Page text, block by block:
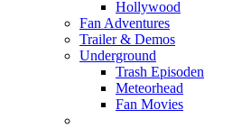
Hollywood
Fan Adventures
Trailer & Demos
Underground
Trash Episoden
Meteorhead
Fan Movies